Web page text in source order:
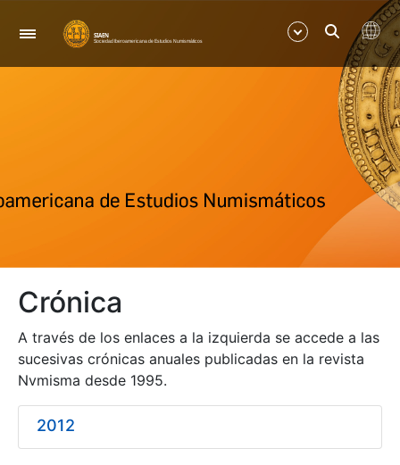
Navegació
Mostra/Amaga
Crónica
A través de los enlaces a la izquierda se accede a las
sucesivas crónicas anuales publicadas en la revista
Nvmisma desde 1995.
2012